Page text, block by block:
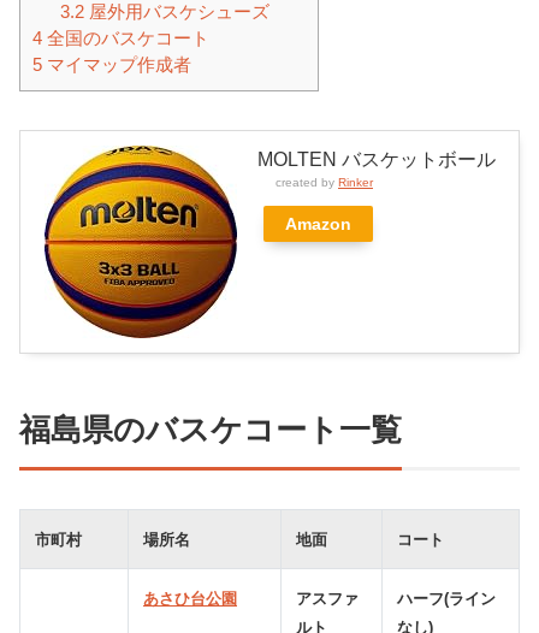
3.2屋外用バスケシューズ
4 全国のバスケコート
5 マイマップ作成者
MOLTEN バスケットボール
created by Rinker
Amazon
福島県のバスケコート一覧
市町村 場所名 地面 コート
あさひ台公園
アスファ
ルト
ハーフ(ライン
なし)